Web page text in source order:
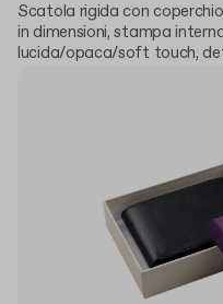
Scatola rigida con
in dimensioni, stampa
lucida/opaca/soft touch,